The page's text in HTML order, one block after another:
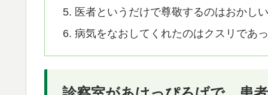
医者というだけで尊敬するのはおかし
病気をなおしてくれたのはクスリであ